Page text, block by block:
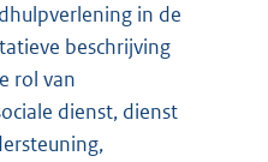
in de
beschrijving
rol van
dienst, dienst